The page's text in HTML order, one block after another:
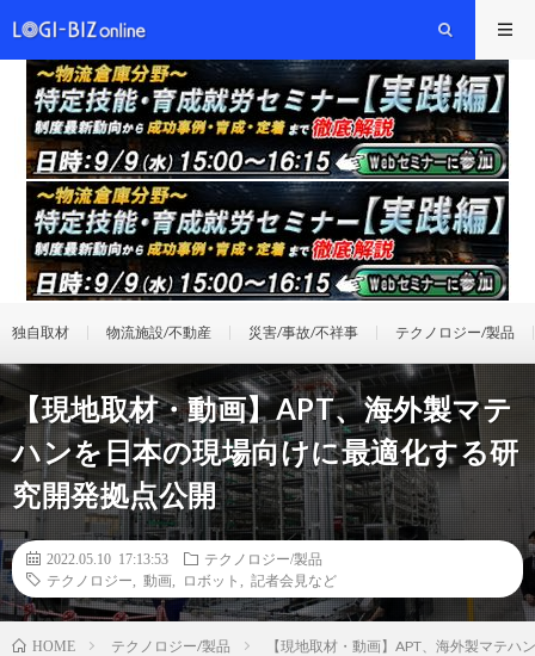
独自取材 物流施設/不動産 災害/事故/不祥事 テクノロジー/製品
【現地取材・動画】APT、海外製マテ
ハンを日本の現場向けに最適化する研
究開発拠点公開
2022.05.10 17:13:53
テクノロジー/製品
テクノロジー
動画 ロボット 記者会見など
HOME テクノロジー/製品 【現地取材・動画】APT、海外製マテ